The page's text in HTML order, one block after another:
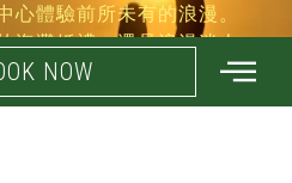
心體驗前所未有的浪漫。
海灘婚禮，還是浪漫迷人
以在浪漫的度假勝地與您
NOW